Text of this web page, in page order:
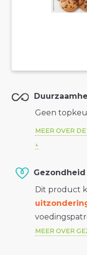
Geen
MEER OVER
Gezondheid
Dit product
MEER OVER